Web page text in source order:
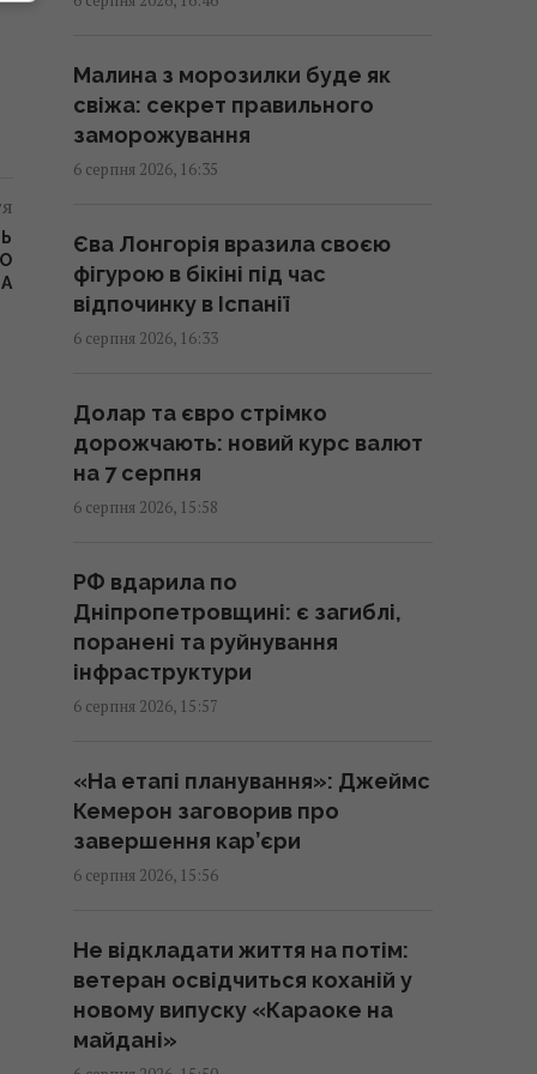
7 серпня в Україну прийдуть
довгоочікувані дощі та
прохолода: яким областям
Не відкладати життя на потім:
ветеран освідчиться коханій у
16:22 четвер, 06 серпня 2026
Нацбанк послабив гривню:
16:00 четвер, 06 серпня 2026
Названо час у планці, який
свідчить про відмінну форму
У Фонді держмайна
прогнозують складнощі з
15:58 четвер, 06 серпня 2026
Вагітну Вітвіцьку запідозрили у
таємному ЕКЗ та сурогатному
Малина з морозилки буде як
свіжа: секрет правильного
заморожування
6 серпня 2026, 16:35
Єва Лонгорія вразила своєю
фігурою в бікіні під час
відпочинку в Іспанії
6 серпня 2026, 16:33
Долар та євро стрімко
дорожчають: новий курс валют
на 7 серпня
6 серпня 2026, 15:58
РФ вдарила по
Дніпропетровщині: є загиблі,
поранені та руйнування
інфраструктури
6 серпня 2026, 15:57
«На етапі планування»: Джеймс
Кемерон заговорив про
завершення кар’єри
6 серпня 2026, 15:56
Не відкладати життя на потім:
ветеран освідчиться коханій у
новому випуску «Караоке на
майдані»